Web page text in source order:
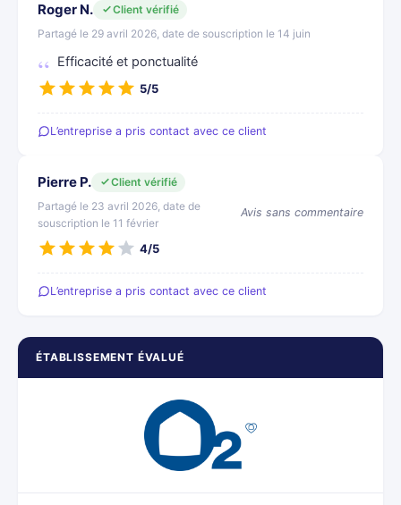
ÉTABLISSEMENT ÉVALUÉ
Roger N.
Client vérifié
Partagé le 29 avril 2026, date de souscription le 14 juin
Efficacité et ponctualité
5/5
L’entreprise a pris contact avec ce client
Pierre P.
Client vérifié
Partagé le 23 avril 2026, date de
souscription le 11 février
Avis sans commentaire
4/5
L’entreprise a pris contact avec ce client